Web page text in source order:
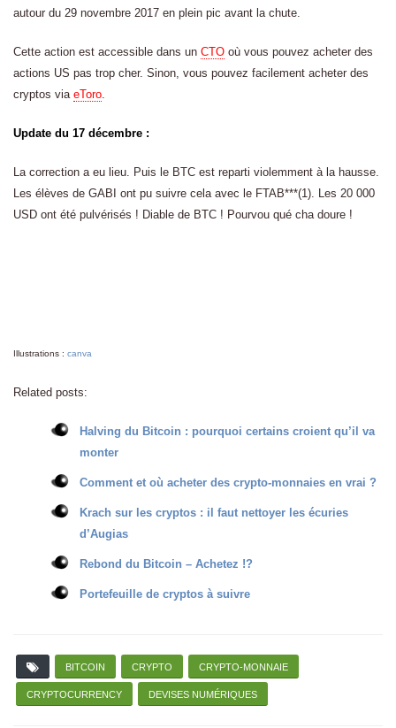
autour du 29 novembre 2017 en plein pic avant la chute.
Cette action est accessible dans un CTO où vous pouvez acheter des
actions US pas trop cher. Sinon, vous pouvez facilement acheter des
cryptos via eToro.
Update du 17 décembre :
La correction a eu lieu. Puis le BTC est reparti violemment à la hausse.
Les élèves de GABI ont pu suivre cela avec le FTAB***(1). Les 20 000
USD ont été pulvérisés ! Diable de BTC ! Pourvou qué cha doure !
Illustrations : canva
Related posts:
Halving du Bitcoin : pourquoi certains croient qu’il va
monter
Comment et où acheter des crypto-monnaies en vrai ?
Krach sur les cryptos : il faut nettoyer les écuries
d’Augias
Rebond du Bitcoin – Achetez !?
Portefeuille de cryptos à suivre
BITCOIN CRYPTO CRYPTO-MONNAIE
CRYPTOCURRENCY DEVISES NUMÉRIQUES